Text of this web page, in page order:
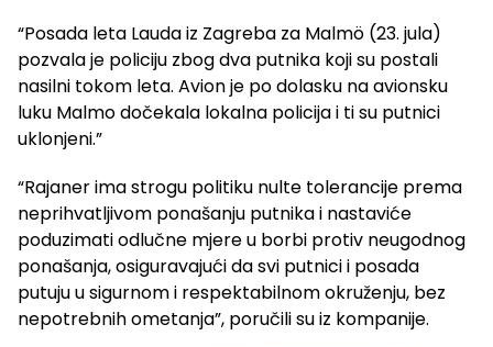
“Posada leta Lauda iz Zagreba za Malmö (23. jula)
pozvala je policiju zbog dva putnika koji su postali
nasilni tokom leta. Avion je po dolasku na avionsku
luku Malmo dočekala lokalna policija i ti su putnici
uklonjeni.”
“Rajaner ima strogu politiku nulte tolerancije prema
neprihvatljivom ponašanju putnika i nastaviće
poduzimati odlučne mjere u borbi protiv neugodnog
ponašanja, osiguravajući da svi putnici i posada
putuju u sigurnom i respektabilnom okruženju, bez
nepotrebnih ometanja”, poručili su iz kompanije.